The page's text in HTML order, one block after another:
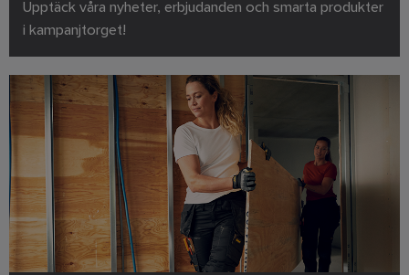
Upptäck våra nyheter, erbjudanden och smarta produkter
i kampanjtorget!